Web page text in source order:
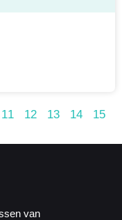
11 12 13 14 15
van